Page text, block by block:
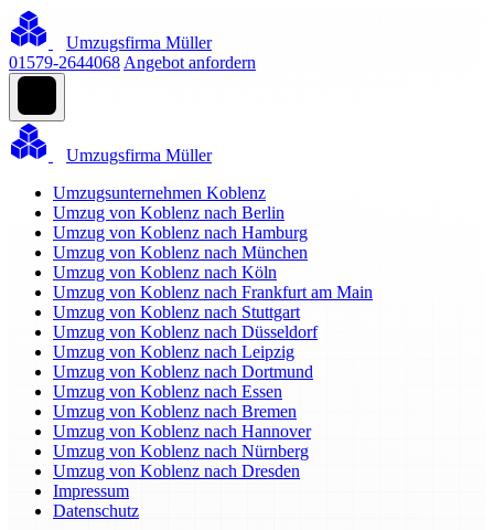
Umzugsfirma Müller
01579-2644068 Angebot anfordern
Umzugsfirma Müller
Umzugsunternehmen Koblenz
Umzug von Koblenz nach Berlin
Umzug von Koblenz nach Hamburg
Umzug von Koblenz nach München
Umzug von Koblenz nach Köln
Umzug von Koblenz nach Frankfurt am Main
Umzug von Koblenz nach Stuttgart
Umzug von Koblenz nach Düsseldorf
Umzug von Koblenz nach Leipzig
Umzug von Koblenz nach Dortmund
Umzug von Koblenz nach Essen
Umzug von Koblenz nach Bremen
Umzug von Koblenz nach Hannover
Umzug von Koblenz nach Nürnberg
Umzug von Koblenz nach Dresden
Impressum
Datenschutz